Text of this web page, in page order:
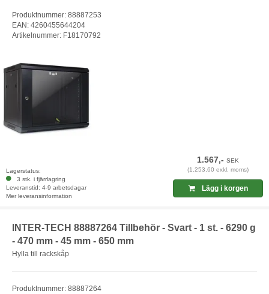
Produktnummer: 88887253
EAN: 4260455644204
Artikelnummer: F18170792
Lagerstatus:
3 stk. i fjärrlagring
Leveranstid: 4-9 arbetsdagar
Mer leveransinformation
1.567,-SEK
(1.253,60 exkl. moms)
Lägg i korgen
INTER-TECH 88887264 Tillbehör - Svart - 1 st. - 6290 g
- 470 mm - 45 mm - 650 mm
Hylla till rackskåp
Produktnummer: 88887264